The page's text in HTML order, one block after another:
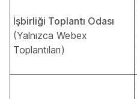
İşbirliği Toplantı Odası
(Yalnızca Webex
Toplantıları)